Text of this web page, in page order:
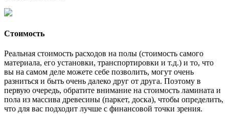
Стоимость
Реальная стоимость расходов на полы (стоимость самого
материала, его установки, транспортировки и т.д.) и то, что
вы на самом деле можете себе позволить, могут очень
разниться и быть очень далеко друг от друга. Поэтому в
первую очередь, обратите внимание на стоимость ламината и
пола из массива древесины (паркет, доска), чтобы определить,
что для вас подходит лучше с финансовой точки зрения.